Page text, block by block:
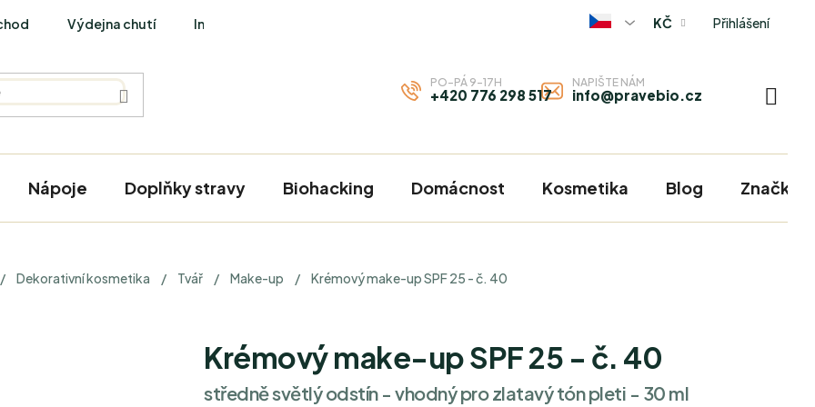
Výdejna chutí Interviews KČ Přihlášení
PO-PÁ 9-17H
+420 776 298 517
NAPIŠTE NÁM
info@pravebio.cz
Nápoje Doplňky stravy Biohacking Domácnost Kosmetika Blog Značky
/ Dekorativní kosmetika / Tvář / Make-up / Krémový make-up SPF 25 - č. 40
Krémový make-up SPF 25 - č. 40
středně světlý odstín - vhodný pro zlatavý tón pleti - 30 ml